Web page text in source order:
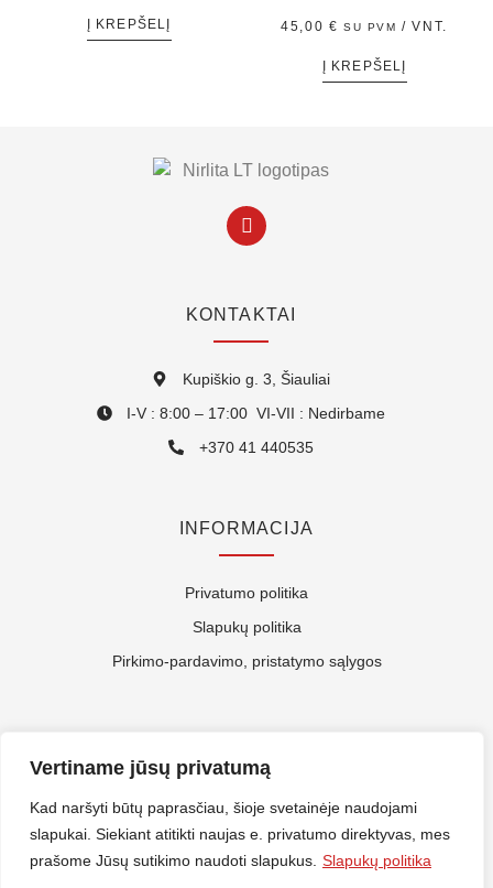
Vertiname jūsų privatumą
Kad naršyti būtų paprasčiau, šioje svetainėje naudojami
slapukai. Siekiant atitikti naujas e. privatumo direktyvas, mes
prašome Jūsų sutikimo naudoti slapukus. Slapukų politika
Į KREPŠELĮ 45,00 € SU PVM / VNT.
Į KREPŠELĮ
KONTAKTAI
Kupiškio g. 3, Šiauliai
I-V : 8:00 – 17:00 VI-VII : Nedirbame
+370 41 440535
INFORMACIJA
Privatumo politika
Slapukų politika
Pirkimo-pardavimo, pristatymo sąlygos
Kontaktai
Rekvizitai
ES Parama